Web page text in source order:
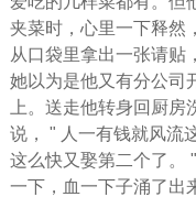
夹菜时，心里一下释然
从口袋里拿出一张请贴
她以为是他又有分公司
上。送走他转身回厨
说， " 人一有钱就风流
这么快又娶第二个了。
一下，血一下子涌了出